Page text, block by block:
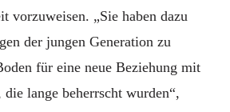
vorzuweisen. „Sie haben dazu
der jungen Generation zu
für eine neue Beziehung mit
lange beherrscht wurden“,